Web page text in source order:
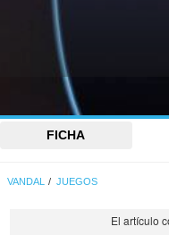
FICHA
VANDAL JUEGOS